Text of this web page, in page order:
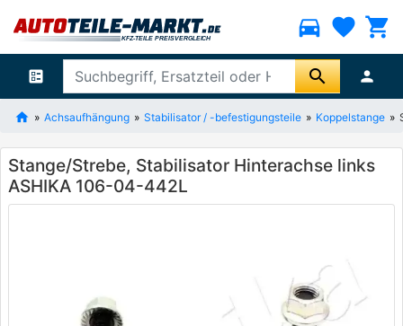
directions_car favorite shopping_cart
ballot search person
Achsaufhängung Stabilisator / -befestigungsteile Koppelstange
Stange/Strebe, Stabilisator Hinterachse links
ASHIKA 106-04-442L